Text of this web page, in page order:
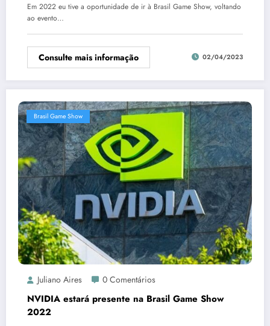
Em 2022 eu tive a oportunidade de ir à Brasil Game Show, voltando
ao evento…
Consulte mais informação 02/04/2023
Brasil Game Show
Juliano Aires 0 Comentários
NVIDIA estará presente na Brasil Game Show
2022